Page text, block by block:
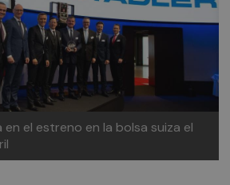
en el estreno en la bolsa suiza el